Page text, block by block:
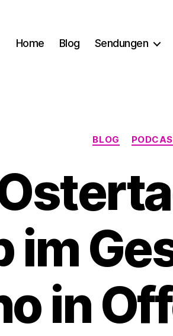
Home Blog Sendungen
BLOG
im
in